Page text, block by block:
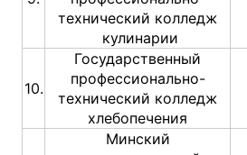
технический колледж
кулинарии
10.
Государственный
профессионально-
технический колледж
хлебопечения
Минский